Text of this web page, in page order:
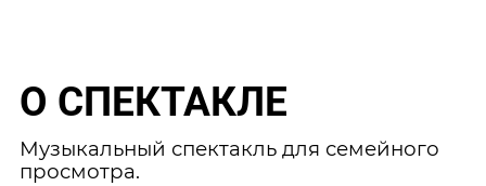
О СПЕКТАКЛЕ
Музыкальный спектакль для семейного
просмотра.